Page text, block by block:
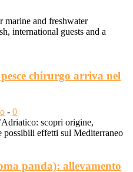
marine and freshwater
international guests and a
chirurgo arriva nel
- 0
scopri origine,
possibili effetti sul Mediterraneo
panda): allevamento